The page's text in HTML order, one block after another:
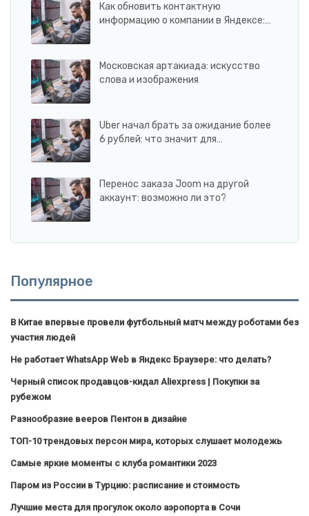
Как обновить контактную
информацию о компании в Яндексе:…
Московская артакиада: искусство
слова и изображения
Uber начал брать за ожидание более
6 рублей: что значит для…
Перенос заказа Joom на другой
аккаунт: возможно ли это?
Популярное
В Китае впервые провели футбольный матч между роботами без
участия людей
Не работает WhatsApp Web в Яндекс Браузере: что делать?
Черный список продавцов-кидал Aliexpress | Покупки за
рубежом
Разнообразие вееров Пентон в дизайне
ТОП-10 трендовых персон мира, которых слушает молодежь
Самые яркие моменты с клуба романтики 2023
Паром из России в Турцию: расписание и стоимость
Лучшие места для прогулок около аэропорта в Сочи